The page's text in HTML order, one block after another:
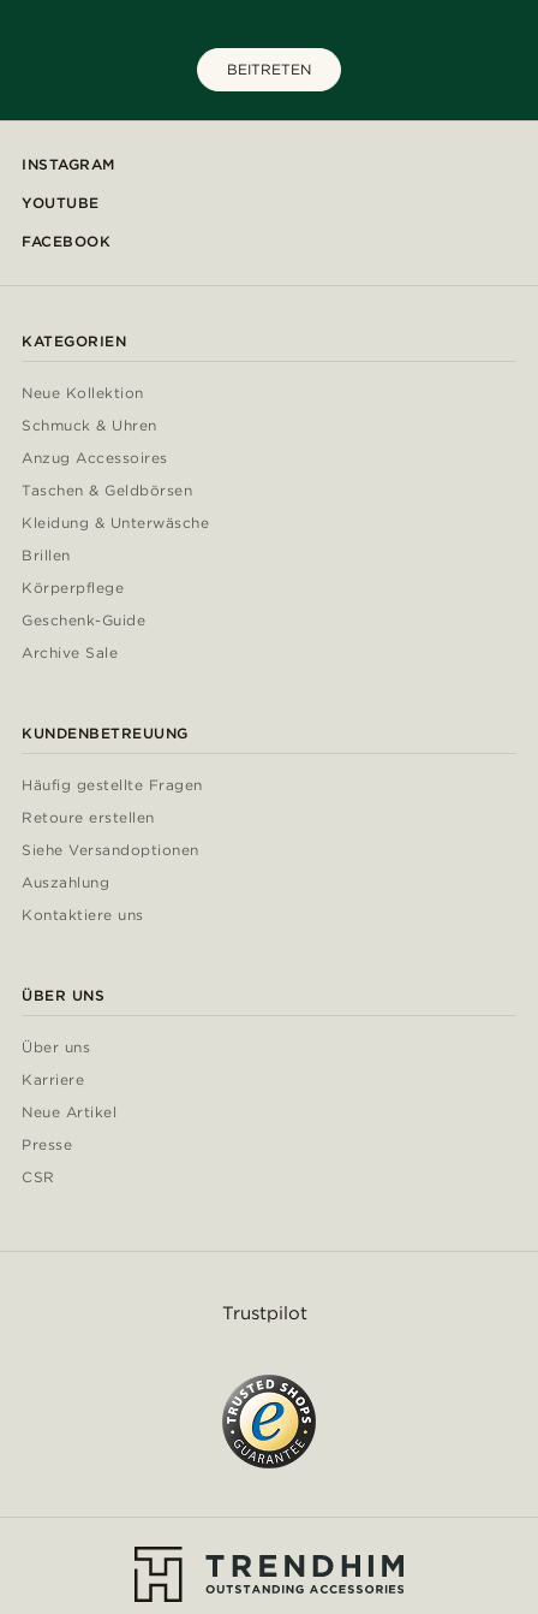
BEITRETEN
INSTAGRAM
YOUTUBE
FACEBOOK
KATEGORIEN
Neue Kollektion
Schmuck & Uhren
Anzug Accessoires
Taschen & Geldbörsen
Kleidung & Unterwäsche
Brillen
Körperpflege
Geschenk-Guide
Archive Sale
KUNDENBETREUUNG
Häufig gestellte Fragen
Retoure erstellen
Siehe Versandoptionen
Auszahlung
Kontaktiere uns
ÜBER UNS
Über uns
Karriere
Neue Artikel
Presse
CSR
Trustpilot